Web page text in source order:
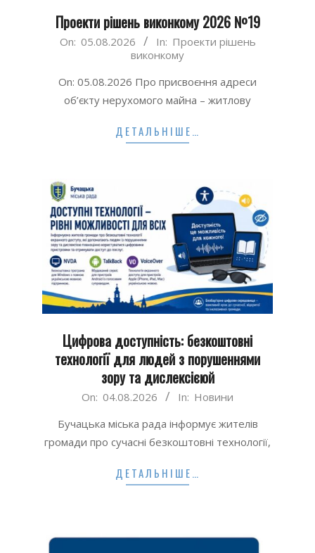
Проекти рішень виконкому 2026 №19
2026-
On: 05.08.2026 In: Проекти рішень
виконкому
On: 05.08.2026 Про присвоєння адреси
об’єкту нерухомого майна – житлову
ДЕТАЛЬНІШЕ…
Цифрова доступність: безкоштовні
технології для людей з порушеннями
зору та дислексієюй
On: 04.08.2026 In: Новини
Бучацька міська рада інформує жителів
громади про сучасні безкоштовні технології,
ДЕТАЛЬНІШЕ…